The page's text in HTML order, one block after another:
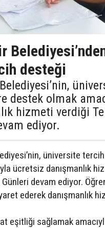
desteği
destek olmak
hizmeti verdiği
ediyor.
üniversite
ücretsiz danışmanlık
Günleri devam ediyor.
ederek danışmanlık
eşitliği sağlamak